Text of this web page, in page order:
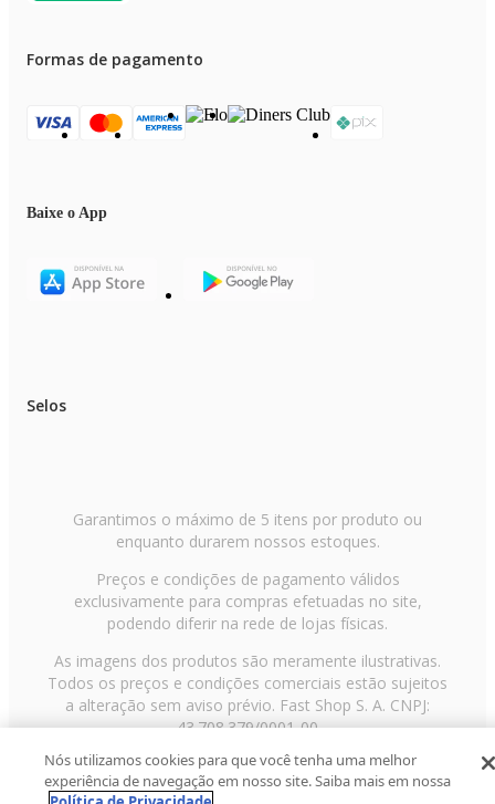
Formas de pagamento
Baixe o App
Selos
Garantimos o máximo de 5 itens por produto ou
enquanto durarem nossos estoques.
Preços e condições de pagamento válidos
exclusivamente para compras efetuadas no site,
podendo diferir na rede de lojas físicas.
As imagens dos produtos são meramente ilustrativas.
Todos os preços e condições comerciais estão sujeitos
a alteração sem aviso prévio. Fast Shop S. A. CNPJ:
43.708.379/0001-00
Avenida Zaki Narchi, nº 1650, sobreloja, Carandiru, São
Paulo/SP, CEP 02029-001, Telefone: 11 3003-3728 ©
Nós utilizamos cookies para que você tenha uma melhor
experiência de navegação em nosso site. Saiba mais em nossa